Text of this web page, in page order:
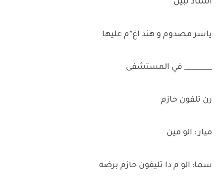
استاذ نبيل
ياسر مصدوم و هند اغ*م عليها
________ في المستشفى
رن تلفون حازم
ميار : الو مين
سما: الو م دا تليفون حازم برضه